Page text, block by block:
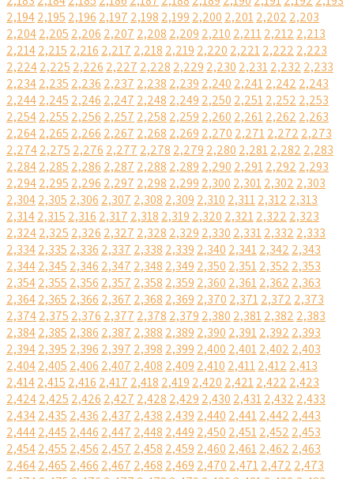
2,1942,195 2,196 2,197 2,198 2,199 2,200 2,2012,202 2,203
2,2042,205 2,206 2,207 2,208 2,209 2,210 2,2112,212 2,213
2,2142,215 2,216 2,217 2,218 2,219 2,220 2,2212,222 2,223
2,2242,225 2,226 2,227 2,228 2,229 2,230 2,2312,232 2,233
2,2342,235 2,236 2,237 2,238 2,239 2,240 2,2412,242 2,243
2,2442,245 2,246 2,247 2,248 2,249 2,250 2,2512,252 2,253
2,2542,255 2,256 2,257 2,258 2,259 2,260 2,2612,262 2,263
2,2642,265 2,266 2,267 2,268 2,269 2,270 2,2712,272 2,273
2,2742,275 2,276 2,277 2,278 2,279 2,280 2,2812,282 2,283
2,2842,285 2,286 2,287 2,288 2,289 2,290 2,2912,292 2,293
2,2942,295 2,296 2,297 2,298 2,299 2,300 2,3012,302 2,303
2,3042,305 2,306 2,307 2,308 2,309 2,310 2,3112,312 2,313
2,3142,315 2,316 2,317 2,318 2,319 2,320 2,3212,322 2,323
2,3242,325 2,326 2,327 2,328 2,329 2,330 2,3312,332 2,333
2,3342,335 2,336 2,337 2,338 2,339 2,340 2,3412,342 2,343
2,3442,345 2,346 2,347 2,348 2,349 2,350 2,3512,352 2,353
2,3542,355 2,356 2,357 2,358 2,359 2,360 2,3612,362 2,363
2,3642,365 2,366 2,367 2,368 2,369 2,370 2,3712,372 2,373
2,3742,375 2,376 2,377 2,378 2,379 2,380 2,3812,382 2,383
2,3842,385 2,386 2,387 2,388 2,389 2,390 2,3912,392 2,393
2,3942,395 2,396 2,397 2,398 2,399 2,400 2,4012,402 2,403
2,4042,405 2,406 2,407 2,408 2,409 2,410 2,4112,412 2,413
2,4142,415 2,416 2,417 2,418 2,419 2,420 2,4212,422 2,423
2,4242,425 2,426 2,427 2,428 2,429 2,430 2,4312,432 2,433
2,4342,435 2,436 2,437 2,438 2,439 2,440 2,4412,442 2,443
2,4442,445 2,446 2,447 2,448 2,449 2,450 2,4512,452 2,453
2,4542,455 2,456 2,457 2,458 2,459 2,460 2,4612,462 2,463
2,4642,465 2,466 2,467 2,468 2,469 2,470 2,4712,472 2,473